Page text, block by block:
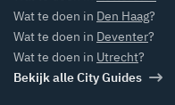
Wat te doen in Den Haag?
Wat te doen in Deventer?
Wat te doen in Utrecht?
Bekijk alle City Guides